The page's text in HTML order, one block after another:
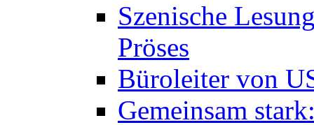
Szenische
Pröses
Büroleiter von
Gemeinsam